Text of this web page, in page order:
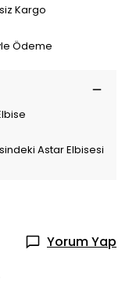
Kargo
Ödeme
Astar Elbisesi
Yorum Yap